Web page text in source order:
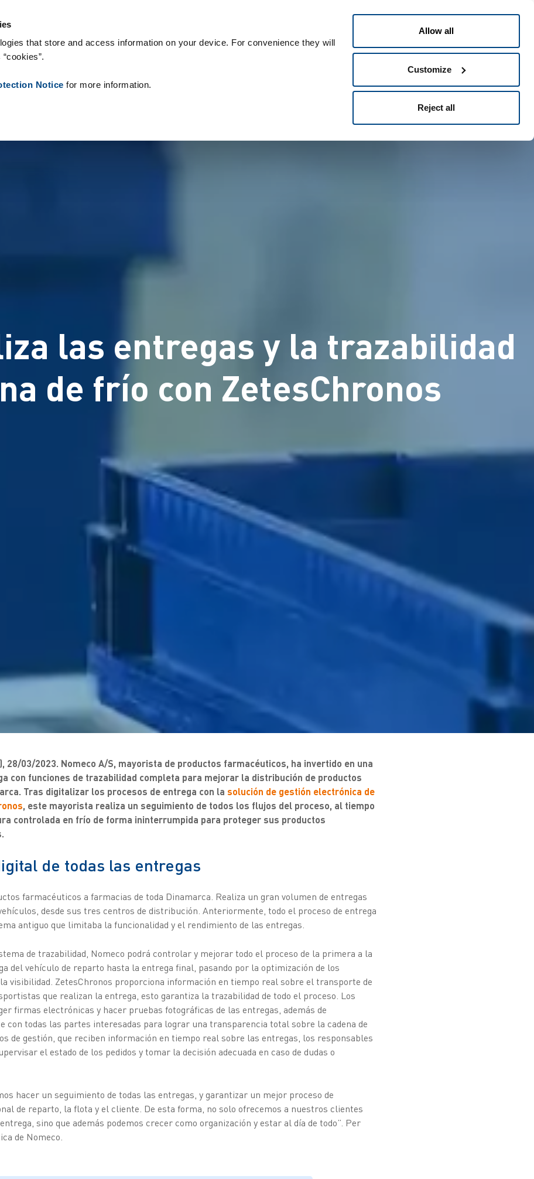
that store and access information on your device. For convenience they will
Notice for more information.
Allow all
Customize
Reject all
Productos
las entregas y la trazabilidad
de frío con ZetesChronos
28/03/2023. Nomeco A/S, mayorista de productos farmacéuticos, ha invertido en una
con funciones de trazabilidad completa para mejorar la distribución de productos
Tras digitalizar los procesos de entrega con la solución de gestión electrónica de
, este mayorista realiza un seguimiento de todos los flujos del proceso, al tiempo
controlada en frío de forma ininterrumpida para proteger sus productos
de todas las entregas
farmacéuticos a farmacias de toda Dinamarca. Realiza un gran volumen de entregas
desde sus tres centros de distribución. Anteriormente, todo el proceso de entrega
antiguo que limitaba la funcionalidad y el rendimiento de las entregas.
de trazabilidad, Nomeco podrá controlar y mejorar todo el proceso de la primera a la
del vehículo de reparto hasta la entrega final, pasando por la optimización de los
visibilidad. ZetesChronos proporciona información en tiempo real sobre el transporte de
que realizan la entrega, esto garantiza la trazabilidad de todo el proceso. Los
firmas electrónicas y hacer pruebas fotográficas de las entregas, además de
con todas las partes interesadas para lograr una transparencia total sobre la cadena de
de gestión, que reciben información en tiempo real sobre las entregas, los responsables
el estado de los pedidos y tomar la decisión adecuada en caso de dudas o
hacer un seguimiento de todas las entregas, y garantizar un mejor proceso de
de reparto, la flota y el cliente. De esta forma, no solo ofrecemos a nuestros clientes
sino que además podemos crecer como organización y estar al día de todo”. Per
de Nomeco.